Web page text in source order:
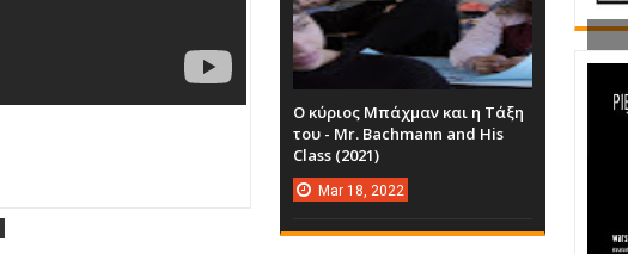
Ο κύριος Μπάχμαν και η Τάξη
του - Mr. Bachmann and His
Class (2021)
Mar 18, 2022